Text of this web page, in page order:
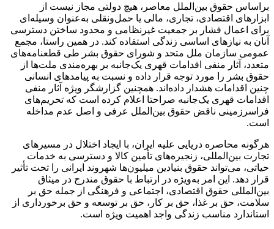
براساس حقوق بین‌الملل معاصر، هیچ دولتی مجاز نیست از
ابزارهای اقتصادی، تجاری، مالی یا حمل‌ونقلی به‌عنوان وسیله‌ای
برای اعمال فشار بر جمعیت غیرنظامی و محدود ساختن دسترسی
آنان به نیازهای اساسی زندگی استفاده کند. در همین راستا، مجمع
عمومی سازمان ملل متحد و شورای حقوق بشر طی قطعنامه‌های
متعدد، آثار منفی اقدامات قهری یک‌جانبه بر بهره‌مندی ملت‌ها از
حقوق بشر را مورد توجه قرار داده و نسبت به پیامدهای انسانی
چنین اقدامات هشدار داده‌اند. همچنین گزارشگر ویژه آثار منفی
اقدامات قهری یک‌جانبه صراحتا اعلام کرده است که تحریم‌های
فراسرزمینی ناقض حقوق بین‌الملل عرفی و اصل عدم مداخله
است.
هرگونه محاصره دریایی علیه ایران، با ایجاد اختلال در مسیرهای
تجارت بین‌المللی، زنجیره‌های تأمین کالا و دسترسی به خدمات
حیاتی، می‌تواند حقوق بنیادین میلیون‌ها شهروند ایرانی را تحت تأثیر
قرار دهد. این امر به‌ویژه در ارتباط با حقوق مندرج در میثاق
بین‌المللی حقوق اقتصادی، اجتماعی و فرهنگی از جمله حق بر
سلامت، حق بر غذا، حق بر کار، حق بر توسعه و حق برخورداری از
استاندارد مناسب زندگی واجد اهمیت ویژه است.